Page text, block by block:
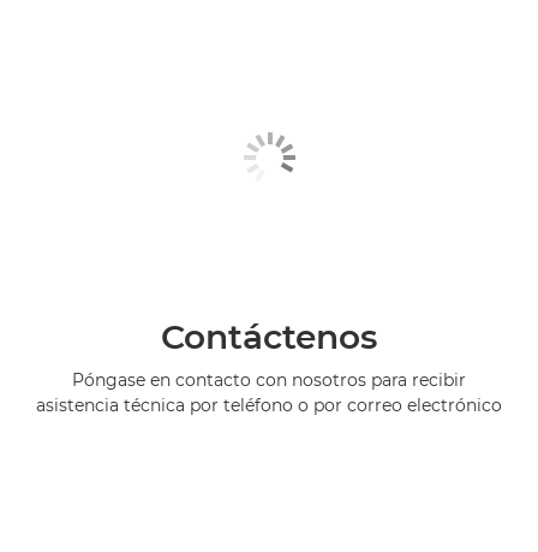
Contáctenos
Póngase en contacto con nosotros para recibir
asistencia técnica por teléfono o por correo electrónico